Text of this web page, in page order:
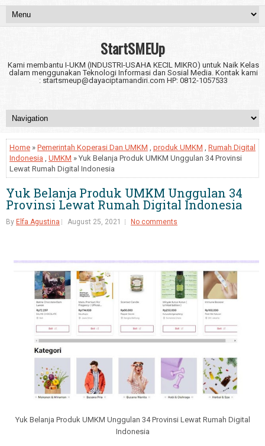
StartSMEUp
Kami membantu I-UKM (INDUSTRI-USAHA KECIL MIKRO) untuk Naik Kelas
dalam menggunakan Teknologi Informasi dan Sosial Media. Kontak kami
: startsmeup@dayaciptamandiri.com HP: 0812-1057533
Home » Pemerintah Koperasi Dan UMKM , produk UMKM , Rumah Digital
Indonesia , UMKM » Yuk Belanja Produk UMKM Unggulan 34 Provinsi
Lewat Rumah Digital Indonesia
Yuk Belanja Produk UMKM Unggulan 34
Provinsi Lewat Rumah Digital Indonesia
By Elfa Agustina August 25, 2021 No comments
Yuk Belanja Produk UMKM Unggulan 34 Provinsi Lewat Rumah Digital
Indonesia